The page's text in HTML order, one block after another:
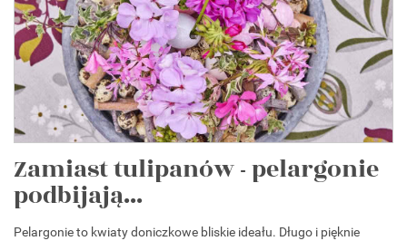
Zamiast tulipanów - pelargonie
podbijają...
Pelargonie to kwiaty doniczkowe bliskie ideału. Długo i pięknie